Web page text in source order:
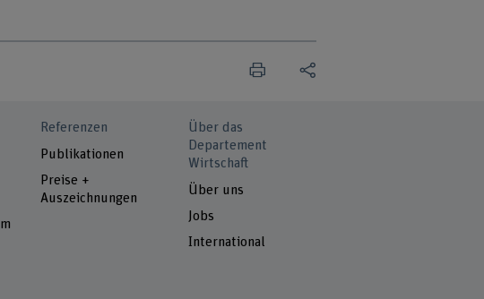
Referenzen
Publikationen
Preise +
Auszeichnungen
Über das
Departement
Wirtschaft
Über uns
Jobs
International